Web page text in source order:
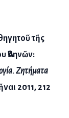
τῆς
Ἀθηνῶν:
. Ζητήματα
2011, 212